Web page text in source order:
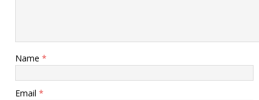
Name *
Email *